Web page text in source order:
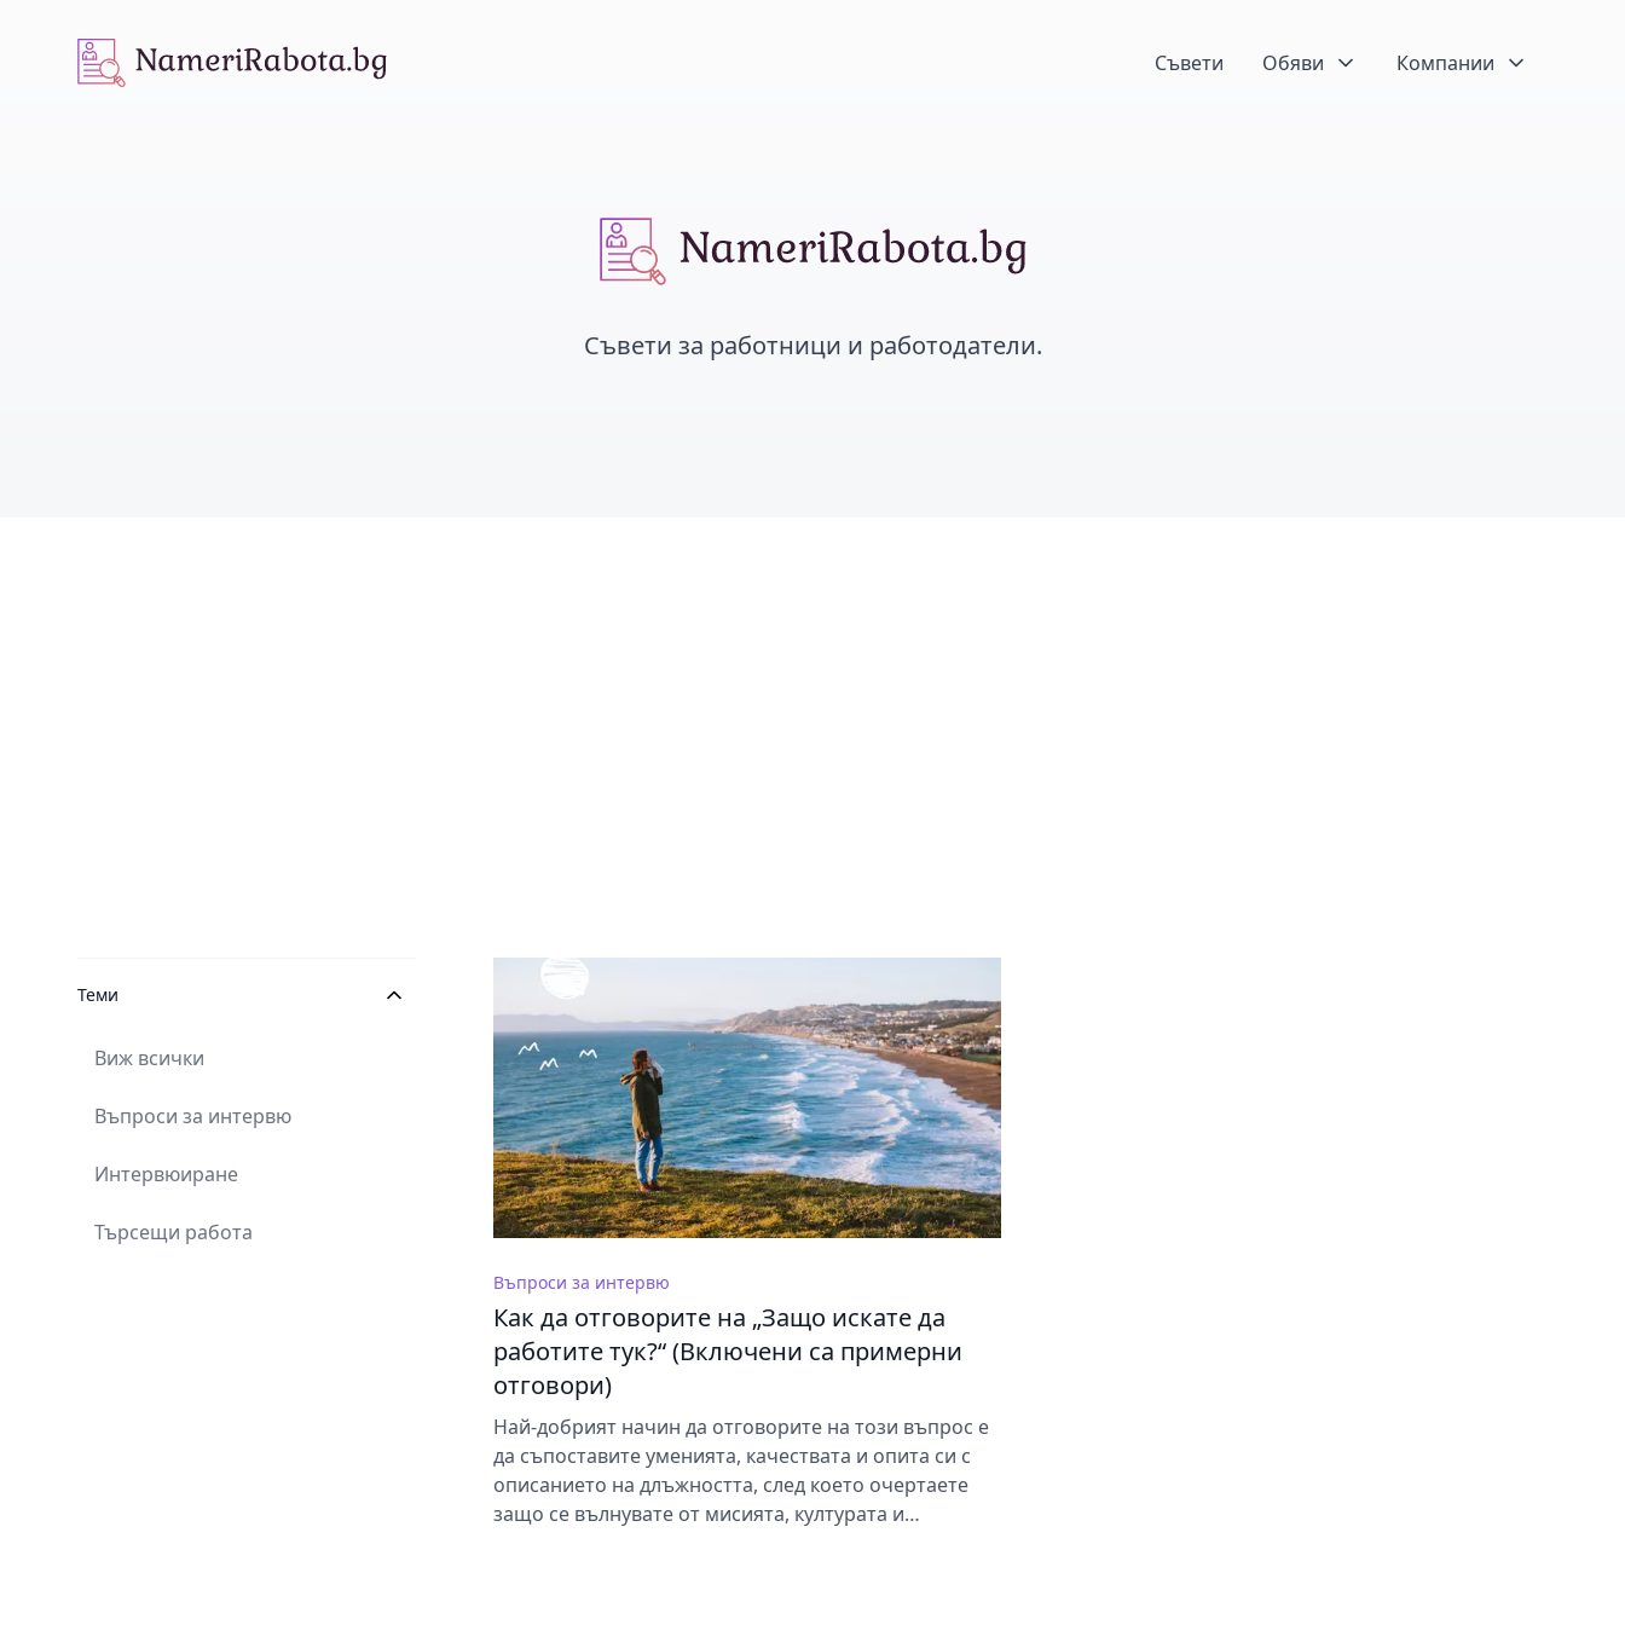
NameriRabota.bg Съвети Обяви Компании
Съвети за работници и работодатели.
Теми
Виж всички
Въпроси за интервю
Интервюиране
Търсещи работа
Въпроси за интервю
Как да отговорите на „Защо искате да
работите тук?“ (Включени са примерни
отговори)
Най-добрият начин да отговорите на този въпрос е
да съпоставите уменията, качествата и опита си с
описанието на длъжността, след което очертаете
защо се вълнувате от мисията, културата и